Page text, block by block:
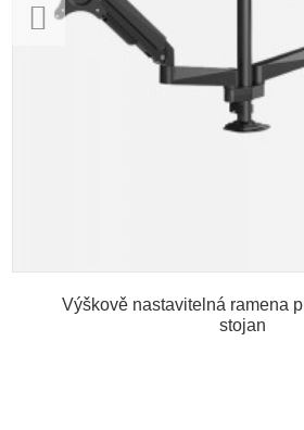
Výškově nastavitelná ramena
stojan